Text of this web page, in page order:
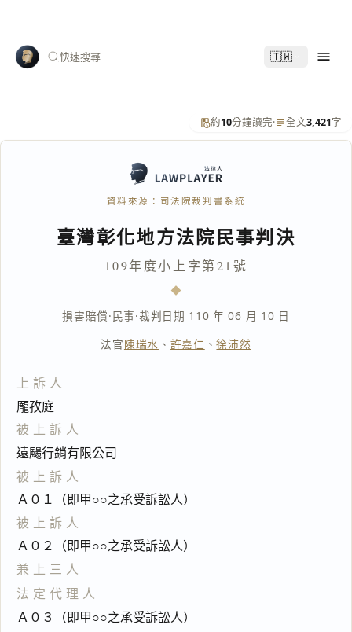
快速搜尋 🇹🇼
約10分鐘讀完· 全文3,421字
資料來源：司法院裁判書系統
臺灣彰化地方法院民事判決
109年度小上字第21號
損害賠償·民事·裁判日期 110 年 06 月 10 日
法官陳瑞水 、 許嘉仁 、徐沛然
上訴人
龎孜庭
被上訴人
遠颺行銷有限公司
被上訴人
Ａ０１（即甲○○之承受訴訟人）
被上訴人
Ａ０２（即甲○○之承受訴訟人）
兼上三人
法定代理人
Ａ０３（即甲○○之承受訴訟人）